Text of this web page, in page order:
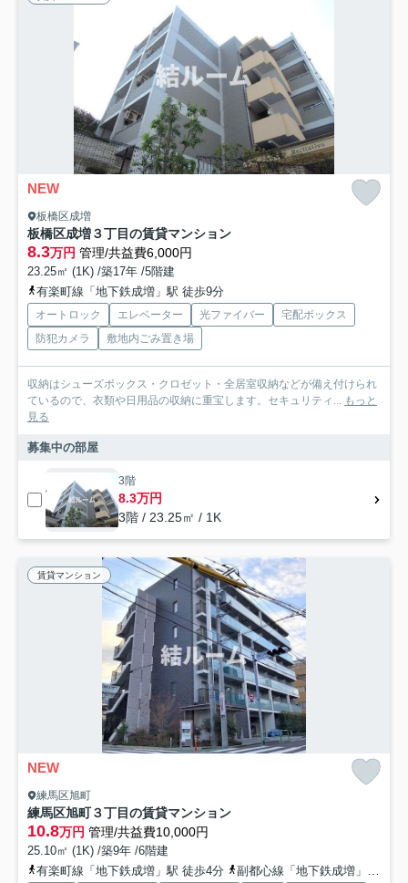
NEW
板橋区成増
板橋区成増３丁目の賃貸マンション
8.3万円 管理/共益費6,000円
23.25㎡ (1K) /築17年 /5階建
有楽町線「地下鉄成増」駅 徒歩9分
オートロック エレベーター 光ファイバー
宅配ボックス
防犯カメラ
敷地内ごみ置き場
収納はシューズボックス・クロゼット・全居室収納などが備え付けられ
ているので、衣類や日用品の収納に重宝します。セキュリティ... もっと
見る
募集中の部屋
3階
8.3万円
3階 / 23.25㎡ / 1K
賃貸マンション
NEW
練馬区旭町
練馬区旭町３丁目の賃貸マンション
10.8万円 管理/共益費10,000円
25.10㎡ (1K) /築9年 /6階建
有楽町線「地下鉄成増」駅 徒歩4分
副都心線「地下鉄成増」駅 徒歩4分